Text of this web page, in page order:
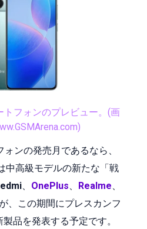
トフォンのプレビュー。(画
ンの発売月であるなら、
中高級モデルの新たな「戦
OnePlus Realme
、この期間にプレスカンフ
品を発表する予定です。